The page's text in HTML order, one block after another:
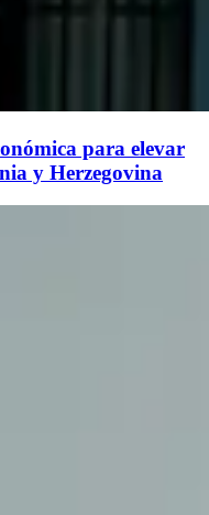
para elevar
y Herzegovina